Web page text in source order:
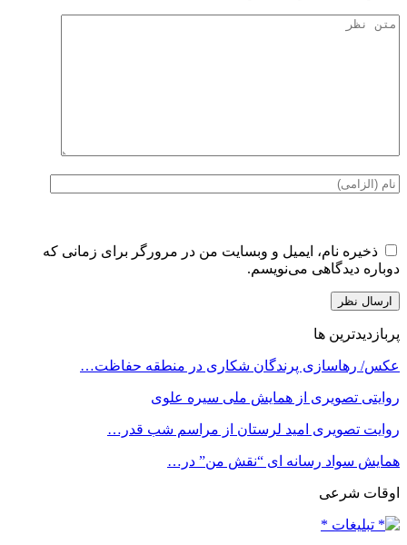
ذخیره نام، ایمیل و وبسایت من در مرورگر برای زمانی که
دوباره دیدگاهی می‌نویسم.
پربازدیدترین ها
عکس/ رهاسازی پرندگان شکاری در منطقه حفاظت…
روایتی تصویری از همایش ملی سیره علوی
روایت تصویری امید لرستان از مراسم شب قدر…
همایش سواد رسانه ای “نقش من” در…
اوقات شرعی